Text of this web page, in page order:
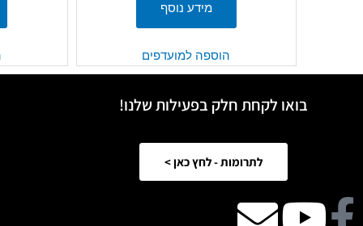
מידע נוסף
הוספה למועדפים
בואו לקחת חלק בפעילות שלנו!
לתרומות - לחץ כאן >